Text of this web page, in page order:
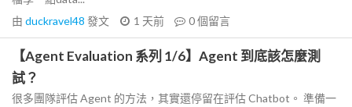
由 duckravel48 發文 1 天前 0個留言
【Agent Evaluation 系列 1/6】Agent 到底該怎麼測
試？
很多團隊評估 Agent 的方法，其實還停留在評估 Chatbot。 準備一